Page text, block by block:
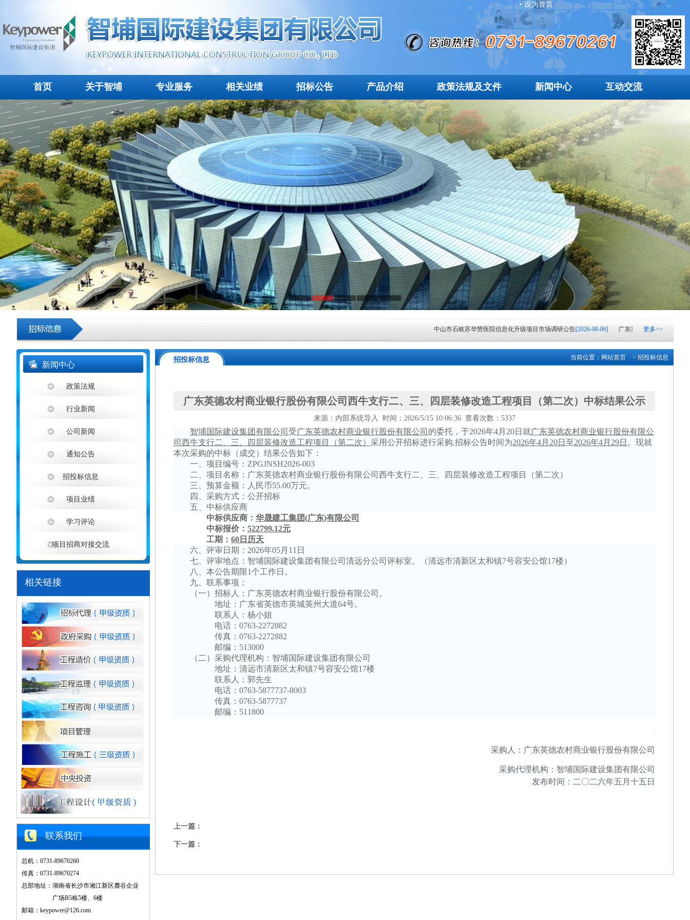
• 设为首页
首页 关于智埔 专业服务 相关业绩 招标公告 产品介绍 政策法规及文件 新闻中心 互动交流
1
中山市石岐苏华赞医院信息化升级项目市场调研公告[2026-08-06] 广东英德农村商业银行股份
中山市东凤人民医院血液透析滤过机采购项目成交结果公告[2026-08-03] 中山市港口镇城市更
中山市小榄镇2026-2028学年镇属中小学配餐服务采购项目(一)中标结果公告
湖南银行“乐享消费·金融‘湘’邀”金融消费专项活动—子项目礼品采购招标公告 [2026-07-31]
湖南银行2026年零售应用类系统研发服务采购项目-企业微信营销系统功能新增需求及优化部分招
更多>>
新闻中心
政策法规
行业新闻
公司新闻
通知公告
招投标信息
项目业绩
学习评论
项目招商对接交流
相关链接
联系我们
总机：0731-89670260
传真：0731-89670274
总部地址：湖南省长沙市湘江新区麓谷企业
广场B5栋5楼、6楼
邮箱：keypower@126.com
招投标信息 当前位置： 网站首页 > 招投标信息
广东英德农村商业银行股份有限公司西牛支行二、三、四层装修改造工程项目（第二次）中标结果公示
来源：内部系统导入 时间：2026/5/15 10:06:36 查看次数：5337
智埔国际建设集团有限公司 受广东英德农村商业银行股份有限公司 的委托，于2026年4月20日 就广东英德农村商业银行股份有限公
司西牛支行二、三、四层装修改造工程项目（第二次） 采用公开招标进行采购,招标公告时间为2026年4月20日 至2026年4月29日 。现就
本次采购的中标（成交）结果公告如下：
一、项目编号： ZPGJNSH2026-003
二、项目名称：广东英德农村商业银行股份有限公司西牛支行二、三、四层装修改造工程项目（第二次）
三、预算金额：人民币55.00万元。
四、采购方式：公开招标
五、中标供应商
中标供应商： 华晟建工集团(广东)有限公司
中标报价： 522799.12元
工期 ： 60日历天
六 、评审日期： 2026年05月 11 日
七、 评审地点：智埔国际建设集团有限公司清远分公司 评标室。（清远市清新区太和镇7号容安公馆17楼）
八
、本公告期限1个工作日。
九 、联系事项：
（一） 招标人 ： 广东英德农村商业银行股份有限公司 。
地址：广东省英德市英城英州大道64号。
联系人： 杨小姐
电话： 0763-2272882
传真： 0763-2272882
邮编： 513000
（二）采购代理机构： 智埔国际建设集团有限公司
地址： 清远市清新区太和镇7号容安公馆17楼
联系人： 郭先生
电话： 0763-5877737-8003
传真： 0763-5877737
邮编： 511800
采购人： 广东英德农村商业银行股份有限公司
采购代理机构： 智埔国际建设集团有限公司
发布时间：二〇二六年五 月 十五 日
上一篇：
下一篇：